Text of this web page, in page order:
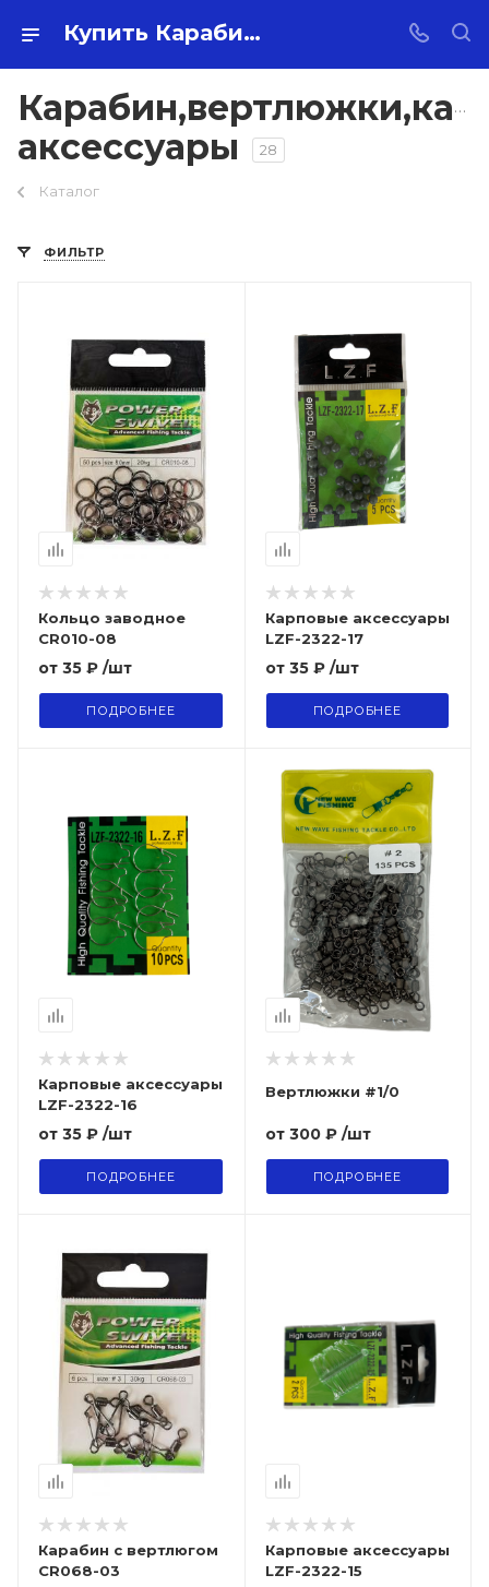
Купить Карабин,вертлюжки,карповые аксессуары оптом по самой низкой цене с доставкой по России.
аксессуары
28
Каталог
ФИЛЬТР
Кольцо заводное
CR010-08
от 35 ₽ /шт
ПОДРОБНЕЕ
Карповые аксессуары
LZF-2322-17
от 35 ₽ /шт
ПОДРОБНЕЕ
Карповые аксессуары
LZF-2322-16
от 35 ₽ /шт
ПОДРОБНЕЕ
Вертлюжки #1/0
от 300 ₽ /шт
ПОДРОБНЕЕ
Карабин с вертлюгом
CR068-03
Карповые аксессуары
LZF-2322-15